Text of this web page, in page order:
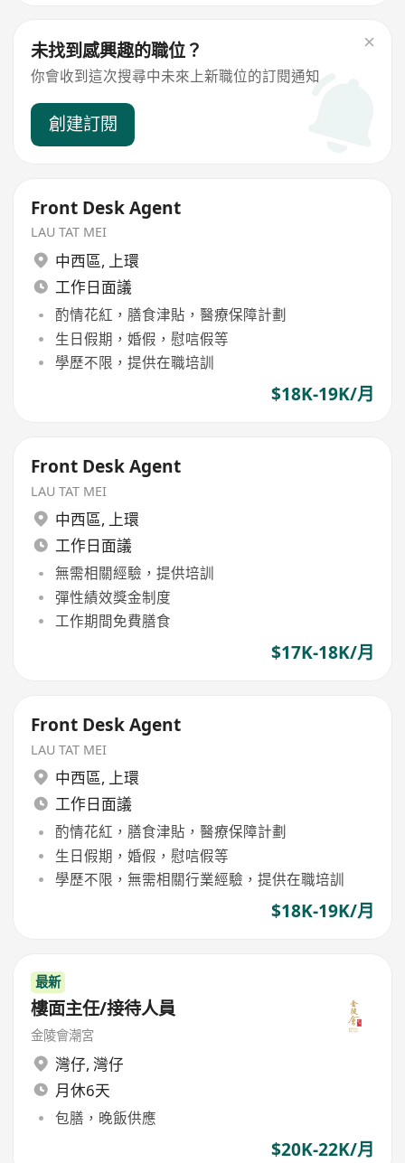
未找到感興趣的職位？
你會收到這次搜尋中未來上新職位的訂閱通知
創建訂閱
Front Desk Agent
LAU TAT MEI
中西區, 上環
工作日面議
酌情花紅，膳食津貼，醫療保障計劃
生日假期，婚假，慰唁假等
學歷不限，提供在職培訓
$18K-19K/月
Front Desk Agent
LAU TAT MEI
中西區, 上環
工作日面議
無需相關經驗，提供培訓
彈性績效獎金制度
工作期間免費膳食
$17K-18K/月
Front Desk Agent
LAU TAT MEI
中西區, 上環
工作日面議
酌情花紅，膳食津貼，醫療保障計劃
生日假期，婚假，慰唁假等
學歷不限，無需相關行業經驗，提供在職培訓
$18K-19K/月
最新
樓面主任/接待人員
金陵會潮宮
灣仔, 灣仔
月休6天
包膳，晚飯供應
$20K-22K/月